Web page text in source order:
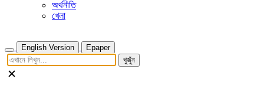
অর্থনীতি
খেলা
English Version
Epaper
খুজুঁন